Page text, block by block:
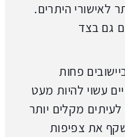
לאישורי היתרים.
גם בצד
פחות
עשוי להיות מעט
לעיתים מקלים יותר
את צפיפות